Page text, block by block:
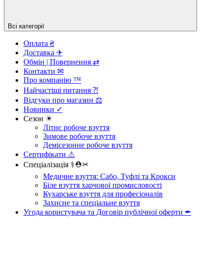
Всі категорії
Оплата ₴
Доставка ✈︎
Обмін | Повернення ⇄
Контакти ✉
Про компанію ™︎
Найчастіші питання ⁈
Відгуки про магазин ⚖︎
Новинки ✓
Сезон ☀
Літнє робоче взуття
Зимове робоче взуття
Демісезонне робоче взуття
Сертифікати ⚠︎
Спеціалізація ⚕︎⛑︎✂︎
Медичне взуття: Сабо, Туфлі та Крокси
Біле взуття харчової промисловості
Кухарське взуття для професіоналів
Захисне та спеціальне взуття
Угода користувача та Договір публічної оферти ✒